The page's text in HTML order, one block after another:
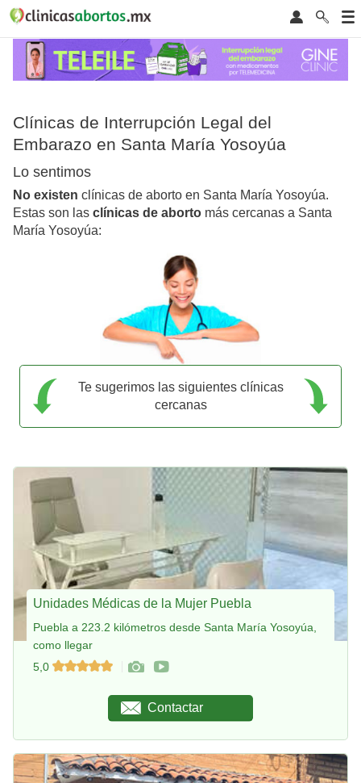
Clínicas de Interrupción Legal del
Embarazo en Santa María Yosoyúa
Lo sentimos
No existen clínicas de aborto en Santa María Yosoyúa.
Estas son las clínicas de aborto más cercanas a Santa
María Yosoyúa:
Te sugerimos las siguientes clínicas
cercanas
Unidades Médicas de la Mujer Puebla
Puebla a 223.2 kilómetros desde Santa María Yosoyúa,
como llegar
5,0
Contactar